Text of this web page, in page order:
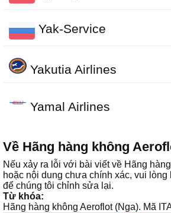
Yak-Service
Yakutia Airlines
Yamal Airlines
Về Hãng hàng không
Nếu xảy ra lỗi với bài viết về Hãng
hoặc nội dung chưa chính xác, vui
để chúng tôi chỉnh sửa lại.
Từ khóa:
Hãng hàng không Aeroflot (Nga). Mã